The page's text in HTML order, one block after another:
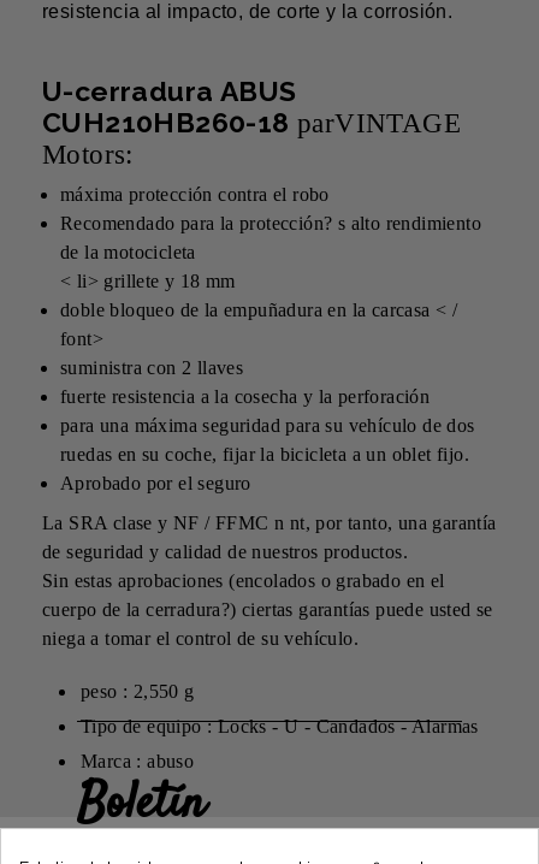
resistencia al impacto, de corte y la corrosión.
U-cerradura ABUS
CUH210HB260-18 parVINTAGE
Motors:
máxima protección contra el robo
Recomendado para la protección? s alto rendimiento
de la motocicleta
< li> grillete y 18 mm
doble bloqueo de la empuñadura en la carcasa < /
font>
suministra con 2 llaves
fuerte resistencia a la cosecha y la perforación
para una máxima seguridad para su vehículo de dos
ruedas en su coche, fijar la bicicleta a un oblet fijo.
Aprobado por el seguro
La SRA clase y NF / FFMC n nt, por tanto, una garantía
de seguridad y calidad de nuestros productos.
Sin estas aprobaciones (encolados o grabado en el
cuerpo de la cerradura?) ciertas garantías puede usted se
niega a tomar el control de su vehículo.
peso : 2,550 g
Tipo de equipo : Locks - U - Candados - Alarmas
Marca : abuso
Boletín